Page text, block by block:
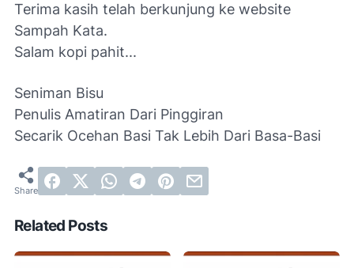
Terima kasih telah berkunjung ke website
Sampah Kata.
Salam kopi pahit...
Seniman Bisu
Penulis Amatiran Dari Pinggiran
Secarik Ocehan Basi Tak Lebih Dari Basa-Basi
Related Posts